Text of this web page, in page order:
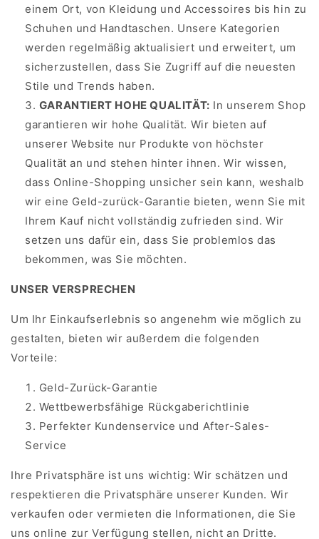
einem Ort, von Kleidung und Accessoires bis hin zu
Schuhen und Handtaschen. Unsere Kategorien
werden regelmäßig aktualisiert und erweitert, um
sicherzustellen, dass Sie Zugriff auf die neuesten
Stile und Trends haben.
GARANTIERT HOHE QUALITÄT: In unserem Shop
garantieren wir hohe Qualität. Wir bieten auf
unserer Website nur Produkte von höchster
Qualität an und stehen hinter ihnen. Wir wissen,
dass Online-Shopping unsicher sein kann, weshalb
wir eine Geld-zurück-Garantie bieten, wenn Sie mit
Ihrem Kauf nicht vollständig zufrieden sind. Wir
setzen uns dafür ein, dass Sie problemlos das
bekommen, was Sie möchten.
UNSER VERSPRECHEN
Um Ihr Einkaufserlebnis so angenehm wie möglich zu
gestalten, bieten wir außerdem die folgenden
Vorteile:
Geld-Zurück-Garantie
Wettbewerbsfähige Rückgaberichtlinie
Perfekter Kundenservice und After-Sales-
Service
Ihre Privatsphäre ist uns wichtig: Wir schätzen und
respektieren die Privatsphäre unserer Kunden. Wir
verkaufen oder vermieten die Informationen, die Sie
uns online zur Verfügung stellen, nicht an Dritte.